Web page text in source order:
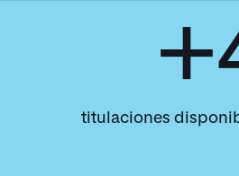
titulaciones